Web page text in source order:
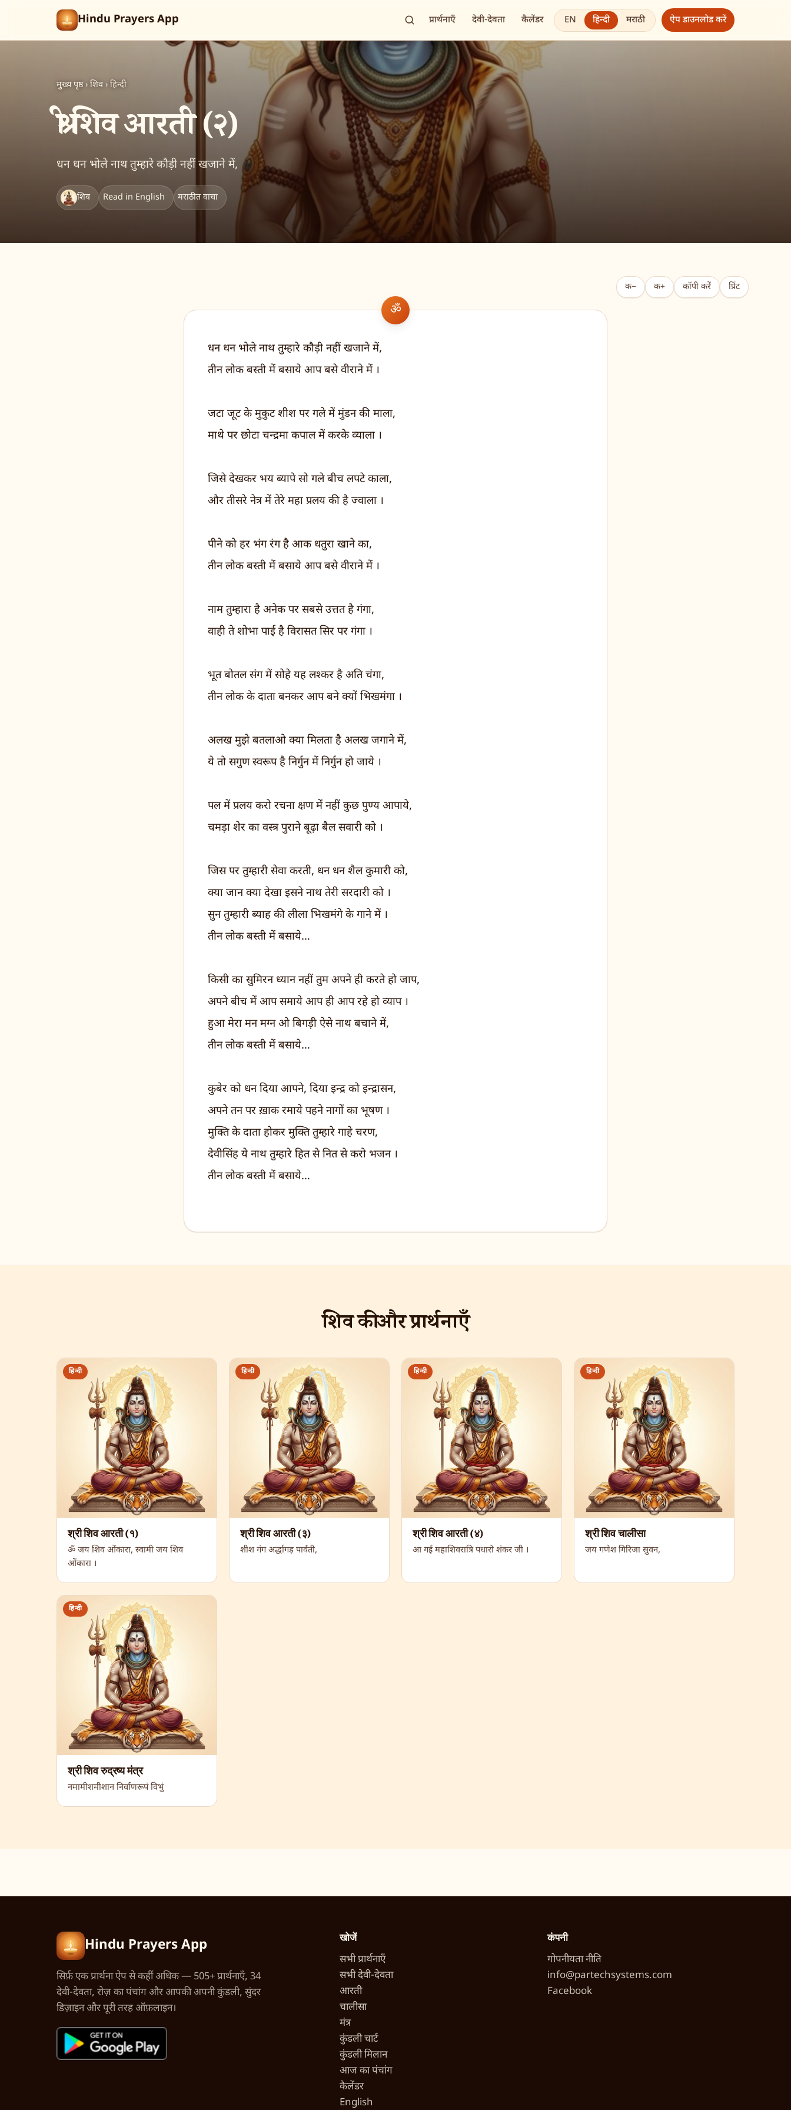
Hindu Prayers App प्रार्थनाएँ देवी-देवता कैलेंडर EN हिन्दी मराठी ऐप डाउनलोड करें
मुख्य पृष्ठ › शिव › हिन्दी
श्री शिव आरती (२)
धन धन भोले नाथ तुम्हारे कौड़ी नहीं खजाने में,
शिव Read in English मराठीत वाचा
क− क+ कॉपी करें प्रिंट
धन धन भोले नाथ तुम्हारे कौड़ी नहीं खजाने में,
तीन लोक बस्ती में बसाये आप बसे वीराने में ।
जटा जूट के मुकुट शीश पर गले में मुंडन की माला,
माथे पर छोटा चन्द्रमा कपाल में करके व्याला ।
जिसे देखकर भय ब्यापे सो गले बीच लपटे काला,
और तीसरे नेत्र में तेरे महा प्रलय की है ज्वाला ।
पीने को हर भंग रंग है आक धतुरा खाने का,
तीन लोक बस्ती में बसाये आप बसे वीराने में ।
नाम तुम्हारा है अनेक पर सबसे उत्तत है गंगा,
वाही ते शोभा पाई है विरासत सिर पर गंगा ।
भूत बोतल संग में सोहे यह लश्कर है अति चंगा,
तीन लोक के दाता बनकर आप बने क्यों भिखमंगा ।
अलख मुझे बतलाओ क्या मिलता है अलख जगाने में,
ये तो सगुण स्वरूप है निर्गुन में निर्गुन हो जाये ।
पल में प्रलय करो रचना क्षण में नहीं कुछ पुण्य आपाये,
चमड़ा शेर का वस्त्र पुराने बूढ़ा बैल सवारी को ।
जिस पर तुम्हारी सेवा करती, धन धन शैल कुमारी को,
क्या जान क्या देखा इसने नाथ तेरी सरदारी को ।
सुन तुम्हारी ब्याह की लीला भिखमंगे के गाने में ।
तीन लोक बस्ती में बसाये…
किसी का सुमिरन ध्यान नहीं तुम अपने ही करते हो जाप,
अपने बीच में आप समाये आप ही आप रहे हो व्याप ।
हुआ मेरा मन मग्न ओ बिगड़ी ऐसे नाथ बचाने में,
तीन लोक बस्ती में बसाये…
कुबेर को धन दिया आपने, दिया इन्द्र को इन्द्रासन,
अपने तन पर ख़ाक रमाये पहने नागों का भूषण ।
मुक्ति के दाता होकर मुक्ति तुम्हारे गाहे चरण,
देवीसिंह ये नाथ तुम्हारे हित से नित से करो भजन ।
तीन लोक बस्ती में बसाये…
शिव की और प्रार्थनाएँ
हिन्दी
श्री शिव आरती (१)
ॐ जय शिव ओंकारा, स्वामी जय शिव
ओंकारा ।
हिन्दी
श्री शिव आरती (३)
शीश गंग अर्द्धागड़ पार्वती,
हिन्दी
श्री शिव आरती (४)
आ गई महाशिवरात्रि पधारो शंकर जी ।
हिन्दी
श्री शिव चालीसा
जय गणेश गिरिजा सुवन,
हिन्दी
श्री शिव रुद्रष्य मंत्र
नमामीशमीशान निर्वाणरूपं विभुं
Hindu Prayers App
सिर्फ़ एक प्रार्थना ऐप से कहीं अधिक — 505+ प्रार्थनाएँ, 34
देवी-देवता, रोज़ का पंचांग और आपकी अपनी कुंडली, सुंदर
डिज़ाइन और पूरी तरह ऑफ़लाइन।
खोजें
सभी प्रार्थनाएँ
सभी देवी-देवता
आरती
चालीसा
मंत्र
कुंडली चार्ट
कुंडली मिलान
आज का पंचांग
कैलेंडर
English
कंपनी
गोपनीयता नीति
info@partechsystems.com
Facebook